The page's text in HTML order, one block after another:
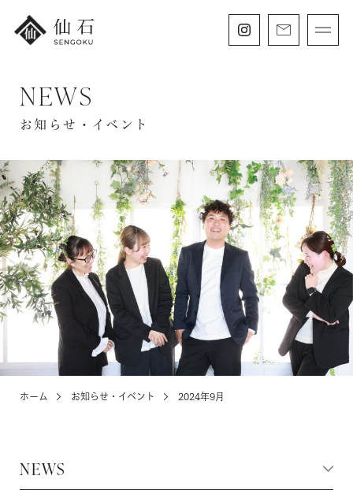
FURISODE 振袖・紋付袴レンタル
HAKAMA 卒業袴レンタル
SHICHIGOSAN
七五三・
にぶんのいち成人式
WEDDING フォトウェディング
KIDS
ABOUT
NEWS
お知らせ・イベント
ホーム お知らせ・イベント 2024年9月
NEWS